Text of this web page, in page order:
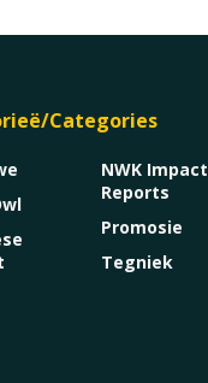
Categories
NWK Impact
Reports
Promosie
Tegniek